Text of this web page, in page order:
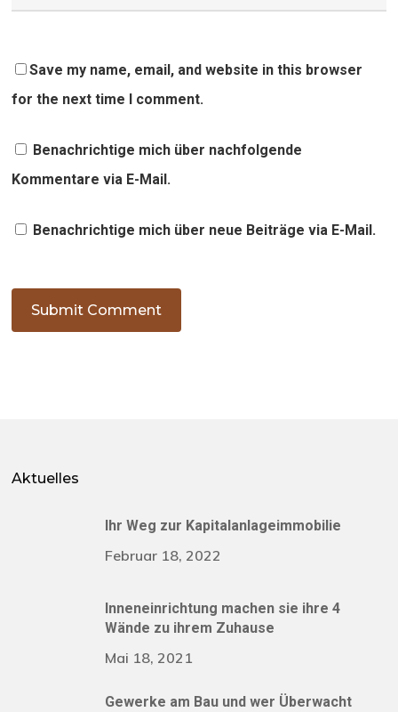
Save my name, email, and website in this browser
for the next time I comment.
Benachrichtige mich über nachfolgende
Kommentare via E-Mail.
Benachrichtige mich über neue Beiträge via E-Mail.
Aktuelles
Ihr Weg zur Kapitalanlageimmobilie
Februar 18, 2022
Inneneinrichtung machen sie ihre 4
Wände zu ihrem Zuhause
Mai 18, 2021
Gewerke am Bau und wer Überwacht